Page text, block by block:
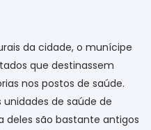
da cidade, o munícipe
que destinassem
nos postos de saúde.
de saúde de
deles são bastante antigos